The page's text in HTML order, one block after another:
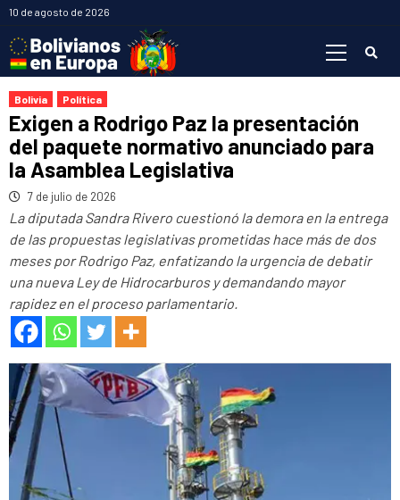
Saltar
contenido
10 de agosto de 2026
Bolivia Política
Exigen a Rodrigo Paz la presentación
del paquete normativo anunciado para
la Asamblea Legislativa
7 de julio de 2026
La diputada Sandra Rivero cuestionó la demora en la entrega
de las propuestas legislativas prometidas hace más de dos
meses por Rodrigo Paz, enfatizando la urgencia de debatir
una nueva Ley de Hidrocarburos y demandando mayor
rapidez en el proceso parlamentario.